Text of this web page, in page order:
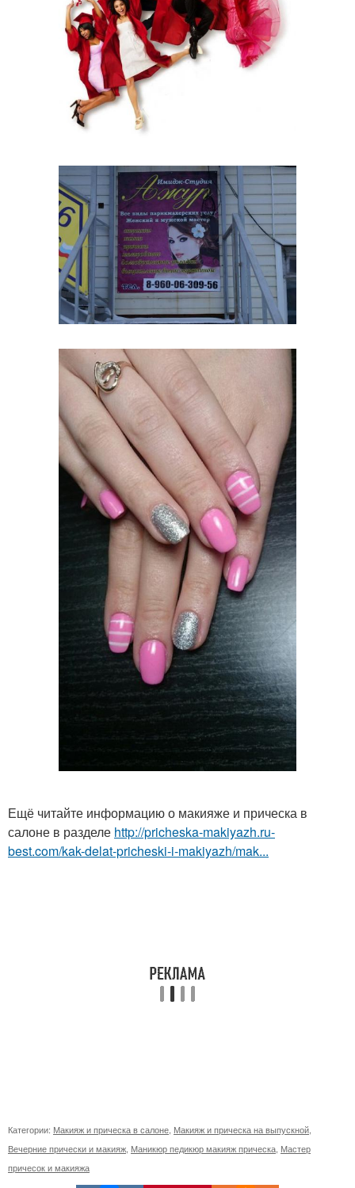
Ещё читайте информацию о макияже и прическа в
салоне в разделе http://pricheska-makiyazh.ru-
best.com/kak-delat-pricheski-i-makiyazh/mak...
Категории: Макияж и прическа в салоне Макияж и прическа на выпускной
Вечерние прически и макияж Маникюр педикюр макияж прическа Мастер
причесок и макияжа